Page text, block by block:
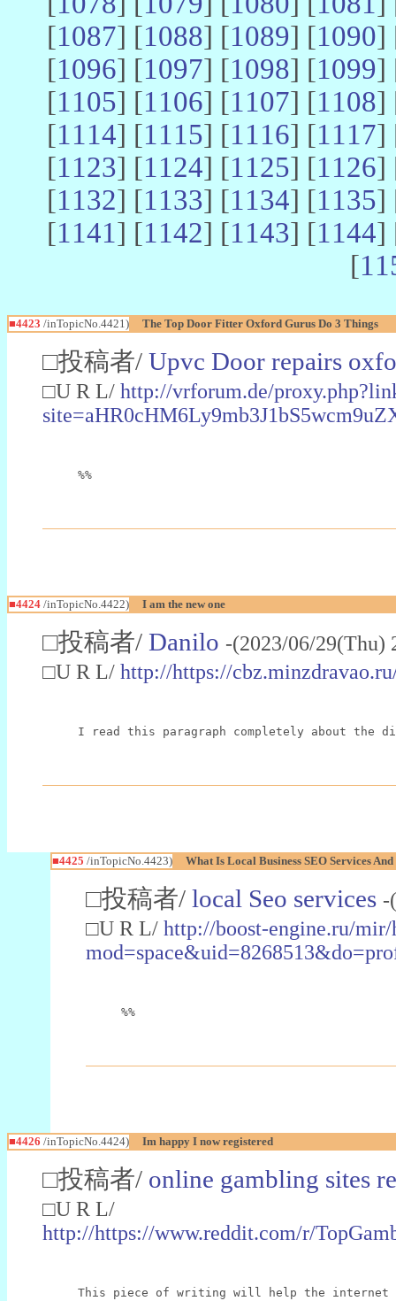
[1087] [1088] [1089] [1090]
[1096] [1097] [1098] [1099]
[1105] [1106] [1107] [1108]
[1114] [1115] [1116] [1117]
[1123] [1124] [1125] [1126]
[1132] [1133] [1134] [1135]
[1141] [1142] [1143] [1144]
[
■4423 /inTopicNo.4421) The Top Door Fitter Oxford Gurus Do 3 Things
□投稿者/ Upvc Door repairs
□U R L/ http://vrforum.de/
%%
■4424 /inTopicNo.4422) I am the new one
□投稿者/ Danilo -(2023/06/
□U R L/ http://https://
I read this paragraph completely about the
■4425 /inTopicNo.4423) What Is Local Business SEO Services
□投稿者/ local Seo services -
□U R L/ http://boost-engine.ru/mir/
%%
■4426 /inTopicNo.4424) Im happy I now registered
□投稿者/ online gambling sites
□U R L/
http://https://www.reddit.com/r/
This piece of writing will help the internet